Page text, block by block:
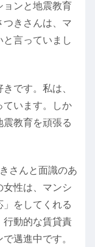
ョンと地震教育
つきさんは、マ
言っていまし
です。私は、
ています。しか
震教育を頑張る
さんと面識のあ
女性は、マンシ
」をしてくれる
行動的な賃貸責
邁進中です。